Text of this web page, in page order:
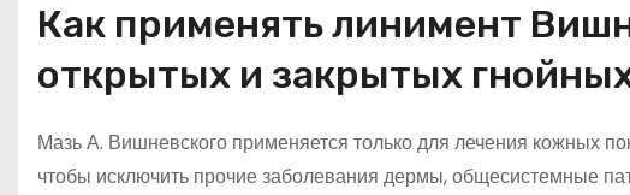
Как применять линимент
открытых и закрытых
Мазь А. Вишневского применяется только для лечения кожных
чтобы исключить прочие заболевания дермы, общесистемные